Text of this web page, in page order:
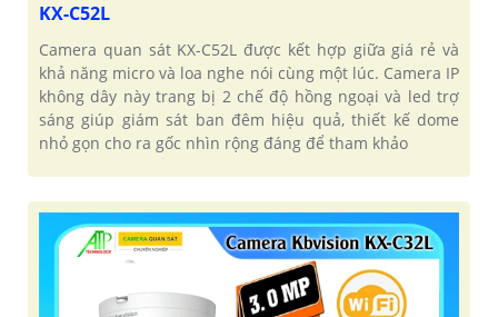
KX-C52L
Camera quan sát KX-C52L được kết hợp giữa giá rẻ và
khả năng micro và loa nghe nói cùng một lúc. Camera IP
không dây này trang bị 2 chế độ hồng ngoại và led trợ
sáng giúp giám sát ban đêm hiệu quả, thiết kế dome
nhỏ gọn cho ra gốc nhìn rộng đáng để tham khảo